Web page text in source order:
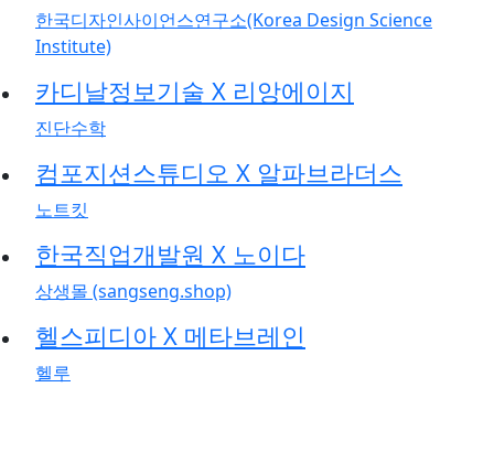
한국디자인사이언스연구소(Korea Design Science
Institute)
카디날정보기술 X 리앙에이지
진단수학
컴포지션스튜디오 X 알파브라더스
노트킷
한국직업개발원 X 노이다
상생몰 (sangseng.shop)
헬스피디아 X 메타브레인
헬루